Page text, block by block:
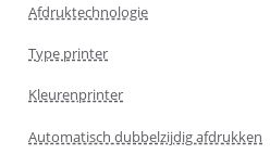
Afdruktechnologie
Type printer
Kleurenprinter
Automatisch dubbelzijdig afdrukken